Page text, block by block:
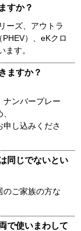
すか？
ーズ、アウトラ
）、eKクロ
ます。
ますか？
ナンバープレー
し込みくださ
同じでないとい
のご家族の方な
で使いまわして